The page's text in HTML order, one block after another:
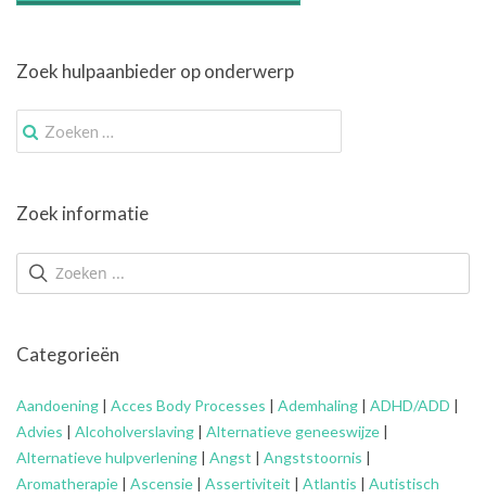
Zoek hulpaanbieder op onderwerp
Zoek
naar:
Zoek informatie
Categorieën
Aandoening | Acces Body Processes | Ademhaling | ADHD/ADD |
Advies | Alcoholverslaving | Alternatieve geneeswijze |
Alternatieve hulpverlening | Angst | Angststoornis |
Aromatherapie | Ascensie | Assertiviteit | Atlantis | Autistisch